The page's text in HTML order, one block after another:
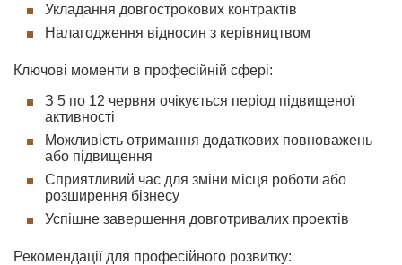
Укладання довгострокових контрактів
Налагодження відносин з керівництвом
Ключові моменти в професійній сфері:
З 5 по 12 червня очікується період підвищеної
активності
Можливість отримання додаткових повноважень
або підвищення
Сприятливий час для зміни місця роботи або
розширення бізнесу
Успішне завершення довготривалих проектів
Рекомендації для професійного розвитку: